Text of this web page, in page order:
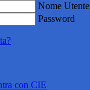
Nome Utente
Password
con CIE